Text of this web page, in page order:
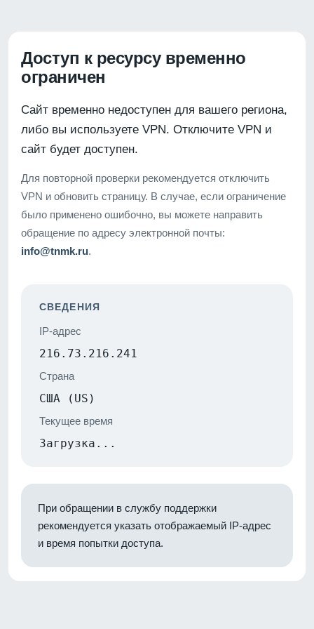
Доступ к ресурсу временно
ограничен
Сайт временно недоступен для вашего региона,
либо вы используете VPN. Отключите VPN и
сайт будет доступен.
Для повторной проверки рекомендуется отключить
VPN и обновить страницу. В случае, если ограничение
было применено ошибочно, вы можете направить
обращение по адресу электронной почты:
info@tnmk.ru.
СВЕДЕНИЯ
IP-адрес
216.73.216.241
Страна
США (US)
Текущее время
Загрузка...
При обращении в службу поддержки
рекомендуется указать отображаемый IP-адрес
и время попытки доступа.